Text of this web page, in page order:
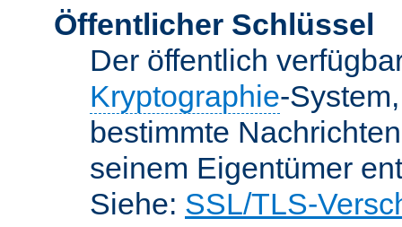
Öffentlicher Schlüssel
Der öffentlich
Kryptographie-
bestimmte
seinem Eigentümer
Siehe: SSL/TLS-